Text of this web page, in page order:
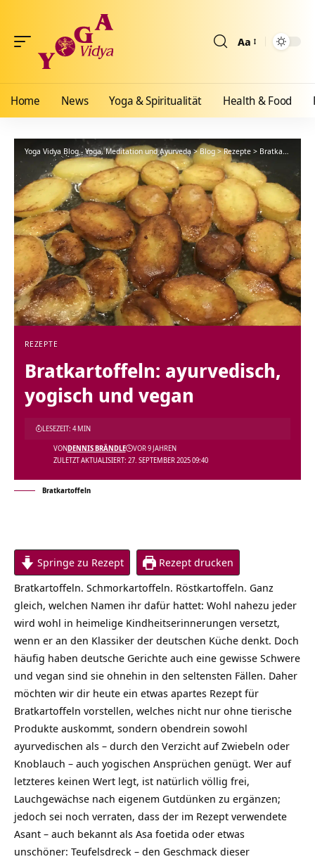
Aa
Home News Yoga & Spiritualität Health & Food
Yoga Vidya Blog - Yoga, Meditation und Ayurveda>Blog>Rezepte > Bratkartoffeln: ayurvedisch, yogisch und vegan
REZEPTE
Bratkartoffeln: ayurvedisch,
yogisch und vegan
ZULETZT AKTUALISIERT: 27. SEPTEMBER 2025 09:40
VONDENNIS BRÄNDLE VOR 9 JAHREN
LESEZEIT: 4 MIN
Bratkartoffeln
Springe zu Rezept
Rezept drucken
Bratkartoffeln. Schmorkartoffeln. Röstkartoffeln. Ganz
gleich, welchen Namen ihr dafür hattet: Wohl nahezu jeder
wird wohl in heimelige Kindheitserinnerungen versetzt,
wenn er an den Klassiker der deutschen Küche denkt. Doch
häufig haben deutsche Gerichte auch eine gewisse Schwere
und vegan sind sie ohnehin in den seltensten Fällen. Daher
möchten wir dir heute ein etwas apartes Rezept für
Bratkartoffeln vorstellen, welches nicht nur ohne tierische
Produkte auskommt, sondern obendrein sowohl
ayurvedischen als – durch den Verzicht auf Zwiebeln oder
Knoblauch – auch yogischen Ansprüchen genügt. Wer auf
letzteres keinen Wert legt, ist natürlich völlig frei,
Lauchgewächse nach eigenem Gutdünken zu ergänzen;
jedoch sei noch verraten, dass der im Rezept verwendete
Asant – auch bekannt als Asa foetida oder etwas
unschöner: Teufelsdreck – den Geschmack dieser